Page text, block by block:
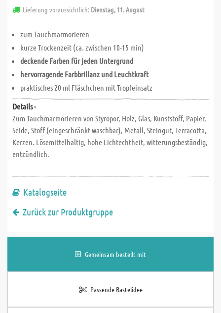
Lieferung voraussichtlich: Dienstag, 11. August
zum Tauchmarmorieren
kurze Trockenzeit (ca. zwischen 10-15 min)
deckende Farben für jeden Untergrund
hervorragende Farbbrillanz und Leuchtkraft
praktisches 20 ml Fläschchen mit Tropfeinsatz
Details -
Zum Tauchmarmorieren von Styropor, Holz, Glas, Kunststoff, Papier,
Seide, Stoff (eingeschränkt waschbar), Metall, Steingut, Terracotta,
Kerzen. Lösemittelhaltig, hohe Lichtechtheit, witterungsbeständig,
entzündlich.
Katalogseite
Zurück zur Produktgruppe
Gemeinsam bestellt mit
Passende Bastelidee